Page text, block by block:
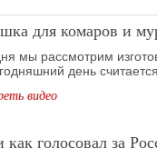
для комаров и
мы рассмотрим
день
видео
как голосовал за